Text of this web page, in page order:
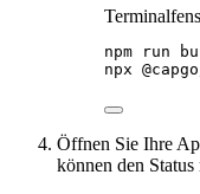
npm run
npx
Öffnen Sie Ihre
können den Status